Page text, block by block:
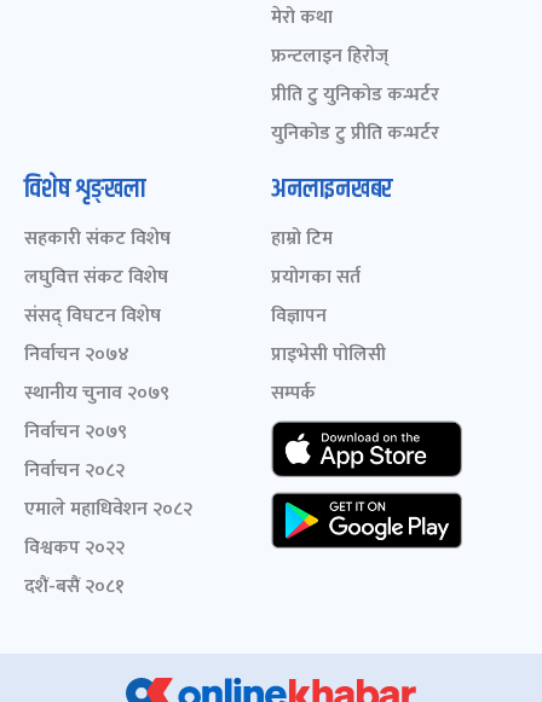
मेरो कथा
फ्रन्टलाइन हिरोज्
प्रीति टु युनिकोड कन्भर्टर
युनिकोड टु प्रीति कन्भर्टर
विशेष शृङ्खला
सहकारी संकट विशेष
लघुवित्त संकट विशेष
संसद् विघटन विशेष
निर्वाचन २०७४
स्थानीय चुनाव २०७९
निर्वाचन २०७९
निर्वाचन २०८२
एमाले महाधिवेशन २०८२
विश्वकप २०२२
दशैं-बसैं २०८१
अनलाइनखबर
हाम्रो टिम
प्रयोगका सर्त
विज्ञापन
प्राइभेसी पोलिसी
सम्पर्क